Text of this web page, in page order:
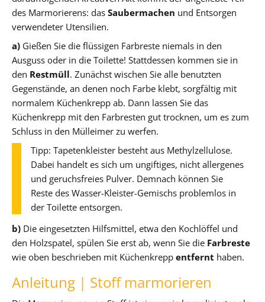
des Marmorierens: das Saubermachen und Entsorgen
verwendeter Utensilien.
a) Gießen Sie die flüssigen Farbreste niemals in den
Ausguss oder in die Toilette! Stattdessen kommen sie in
den Restmüll. Zunächst wischen Sie alle benutzten
Gegenstände, an denen noch Farbe klebt, sorgfältig mit
normalem Küchenkrepp ab. Dann lassen Sie das
Küchenkrepp mit den Farbresten gut trocknen, um es zum
Schluss in den Mülleimer zu werfen.
Tipp: Tapetenkleister besteht aus Methylzellulose.
Dabei handelt es sich um ungiftiges, nicht allergenes
und geruchsfreies Pulver. Demnach können Sie
Reste des Wasser-Kleister-Gemischs problemlos in
der Toilette entsorgen.
b) Die eingesetzten Hilfsmittel, etwa den Kochlöffel und
den Holzspatel, spülen Sie erst ab, wenn Sie die Farbreste
wie oben beschrieben mit Küchenkrepp entfernt haben.
Anleitung | Stoff marmorieren